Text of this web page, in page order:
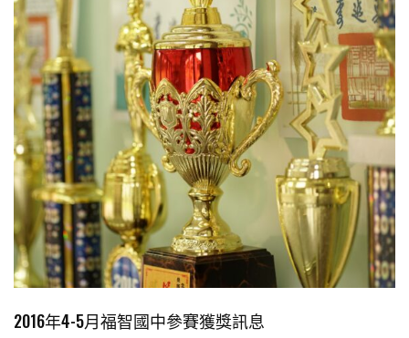
2016年4-5月福智國中參賽獲獎訊息